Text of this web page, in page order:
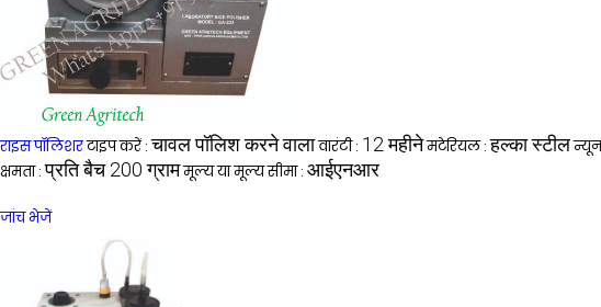
राइस पॉलिशरटाइप करें :चावल पॉलिश करने वालावारंटी : 12 महीनेमटेरियल :हल्का स्टील
क्षमता :प्रति बैच 200 ग्राममूल्य या मूल्य सीमा : आईएनआर
जांच भेजें